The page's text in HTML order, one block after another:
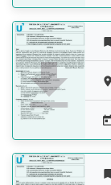



